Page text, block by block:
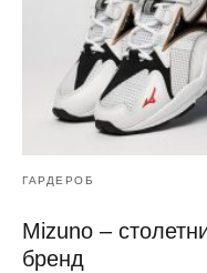
ГАРДЕРОБ
Mizuno –
бренд